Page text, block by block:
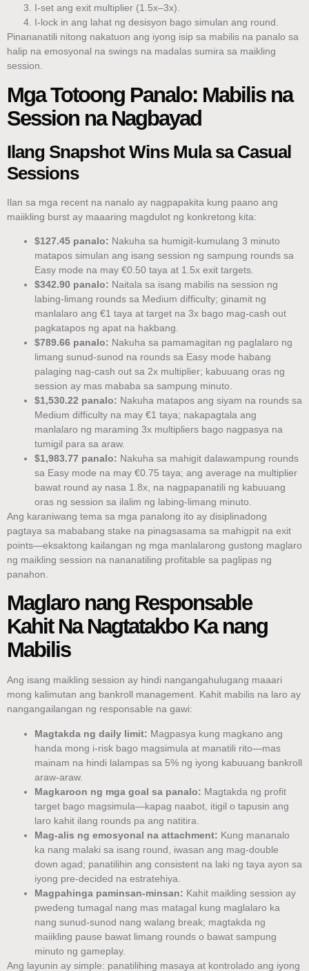
I‑set ang exit multiplier (1.5x–3x).
I-lock in ang lahat ng desisyon bago simulan ang round.
Pinananatili nitong nakatuon ang iyong isip sa mabilis na panalo sa
halip na emosyonal na swings na madalas sumira sa maikling
session.
Mga Totoong Panalo: Mabilis na
Session na Nagbayad
Ilang Snapshot Wins Mula sa Casual
Sessions
Ilan sa mga recent na nanalo ay nagpapakita kung paano ang
maiikling burst ay maaaring magdulot ng konkretong kita:
$127.45 panalo: Nakuha sa humigit-kumulang 3 minuto
matapos simulan ang isang session ng sampung rounds sa
Easy mode na may €0.50 taya at 1.5x exit targets.
$342.90 panalo: Naitala sa isang mabilis na session ng
labing-limang rounds sa Medium difficulty; ginamit ng
manlalaro ang €1 taya at target na 3x bago mag-cash out
pagkatapos ng apat na hakbang.
$789.66 panalo: Nakuha sa pamamagitan ng paglalaro ng
limang sunud-sunod na rounds sa Easy mode habang
palaging nag-cash out sa 2x multiplier; kabuuang oras ng
session ay mas mababa sa sampung minuto.
$1,530.22 panalo: Nakuha matapos ang siyam na rounds sa
Medium difficulty na may €1 taya; nakapagtala ang
manlalaro ng maraming 3x multipliers bago nagpasya na
tumigil para sa araw.
$1,983.77 panalo: Nakuha sa mahigit dalawampung rounds
sa Easy mode na may €0.75 taya; ang average na multiplier
bawat round ay nasa 1.8x, na nagpapanatili ng kabuuang
oras ng session sa ilalim ng labing-limang minuto.
Ang karaniwang tema sa mga panalong ito ay disiplinadong
pagtaya sa mababang stake na pinagsasama sa mahigpit na exit
points—eksaktong kailangan ng mga manlalarong gustong maglaro
ng maikling session na nananatiling profitable sa paglipas ng
panahon.
Maglaro nang Responsable
Kahit Na Nagtatakbo Ka nang
Mabilis
Ang isang maikling session ay hindi nangangahulugang maaari
mong kalimutan ang bankroll management. Kahit mabilis na laro ay
nangangailangan ng responsable na gawi:
Magtakda ng daily limit: Magpasya kung magkano ang
handa mong i-risk bago magsimula at manatili rito—mas
mainam na hindi lalampas sa 5% ng iyong kabuuang bankroll
araw-araw.
Magkaroon ng mga goal sa panalo: Magtakda ng profit
target bago magsimula—kapag naabot, itigil o tapusin ang
laro kahit ilang rounds pa ang natitira.
Mag-alis ng emosyonal na attachment: Kung mananalo
ka nang malaki sa isang round, iwasan ang mag-double
down agad; panatilihin ang consistent na laki ng taya ayon sa
iyong pre‑decided na estratehiya.
Magpahinga paminsan-minsan: Kahit maikling session ay
pwedeng tumagal nang mas matagal kung maglalaro ka
nang sunud-sunod nang walang break; magtakda ng
maiikling pause bawat limang rounds o bawat sampung
minuto ng gameplay.
Ang layunin ay simple: panatilihing masaya at kontrolado ang iyong